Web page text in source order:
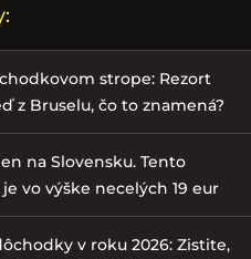
strope: Rezort
z Bruselu, čo to znamená?
na Slovensku. Tento
vo výške necelých 19 eur
v roku 2026: Zistite,